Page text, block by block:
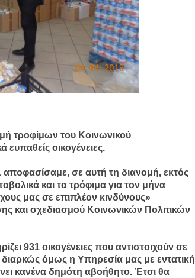
τροφίμων του Κοινωνικού
οικογένειες.
σε αυτή τη διανομή, εκτός
και τα τρόφιμα για τον μήνα
μας σε επιπλέον κινδύνους»
και σχεδιασμού Κοινωνικών Πολιτικών
931 οικογένειες που αντιστοιχούν σε
διαρκώς όμως η Υπηρεσία μας με εντατική
κανένα δημότη αβοήθητο. Έτσι θα